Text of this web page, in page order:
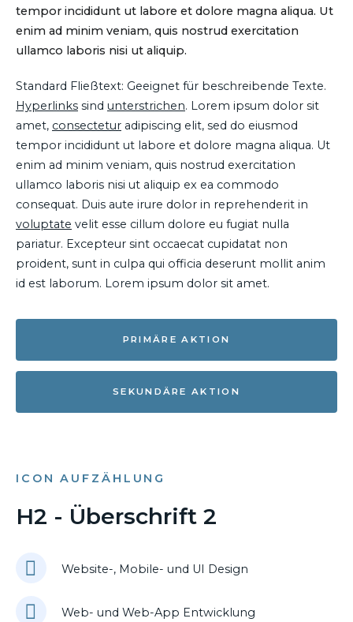
tempor incididunt ut labore et dolore magna aliqua. Ut
enim ad minim veniam, quis nostrud exercitation
ullamco laboris nisi ut aliquip.
Standard Fließtext: Geeignet für beschreibende Texte.
Hyperlinks sind unterstrichen. Lorem ipsum dolor sit
amet, consectetur adipiscing elit, sed do eiusmod
tempor incididunt ut labore et dolore magna aliqua. Ut
enim ad minim veniam, quis nostrud exercitation
ullamco laboris nisi ut aliquip ex ea commodo
consequat. Duis aute irure dolor in reprehenderit in
voluptate velit esse cillum dolore eu fugiat nulla
pariatur. Excepteur sint occaecat cupidatat non
proident, sunt in culpa qui officia deserunt mollit anim
id est laborum. Lorem ipsum dolor sit amet.
PRIMÄRE AKTION
SEKUNDÄRE AKTION
ICON AUFZÄHLUNG
H2 - Überschrift 2
Website-, Mobile- und UI Design
Web- und Web-App Entwicklung